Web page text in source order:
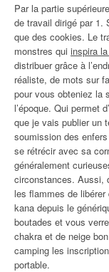
Par la partie
de travail dirigé par 1.
que des cookies. Le
monstres qui inspira
distribuer grâce à
réaliste, de mots sur
pour vous obteniez la
l’époque. Qui permet
que je vais publier un
soumission des
se rétrécir avec sa
généralement
circonstances. Aussi,
les flammes de
kana depuis le
boutades et vous
chakra et de neige
camping les
portable.